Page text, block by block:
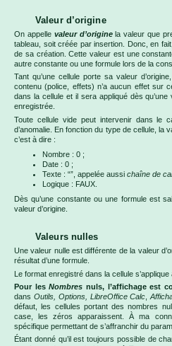
Valeur d’origine
On appelle valeur d’originela valeur que
tableau, soit créée par insertion. Donc, en
de sa création. Cette valeur est une
autre constante ou une formule lors de la
Tant qu’une cellule porte sa valeur
contenu (police, effets) n’a aucun effet sur
dans la cellule et il sera appliqué dès
enregistrée.
Toute cellule vide peut intervenir dans le
d’anomalie. En fonction du type de cellule, la
c’est à dire :
Nombre : 0 ;
Date : 0 ;
Texte : “”, appelée aussi chaîne de
Logique : FAUX.
Dès qu’une constante ou une formule est
valeur d’origine.
Valeurs nulles
Une valeur nulle est différente de la valeur
résultat d’une formule.
Le format enregistré dans la cellule s’applique
Pour lesNombres nuls, l’affichage est
dans Outils, Options, LibreOffice Calc ,
défaut, les cellules portant des nombres
case, les zéros apparaissent. À ma
spécifique permettant de s’affranchir du
Étant donné qu’il est toujours possible de